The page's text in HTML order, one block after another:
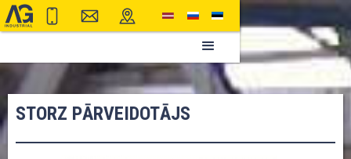
STORZ PĀRVEIDOTĀJS